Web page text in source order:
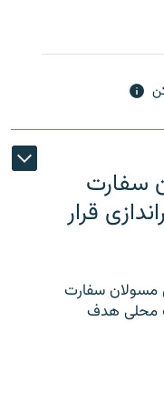
سفارت
قرار
مسولان سفارت
محلی هدف